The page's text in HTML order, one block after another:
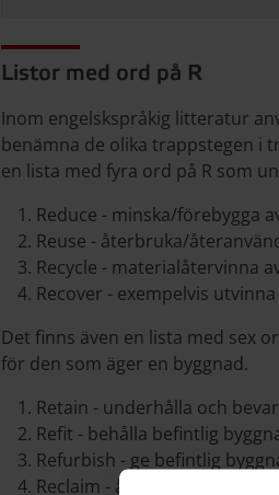
Listor med ord på R
Inom engelskspråkig litteratur
benämna de olika trappstegen i
en lista med fyra ord på R som
Reduce - minska/förebygga
Reuse - återbruka/
Recycle - materialåtervinna
Recover - exempelvis
Det finns även en lista med sex
för den som äger en byggnad.
Retain - underhålla och
Refit - behålla befintlig
Refurbish - ge befintlig
Reclaim - återanvända